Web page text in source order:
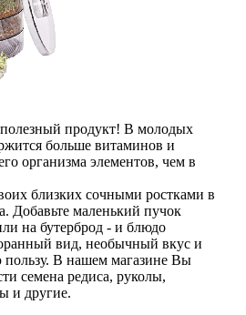
продукт! В молодых
больше витаминов и
организма элементов, чем в
близких сочными ростками в
Добавьте маленький пучок
на бутерброд - и блюдо
вид, необычный вкус и
пользу. В нашем магазине Вы
семена редиса, руколы,
и другие.